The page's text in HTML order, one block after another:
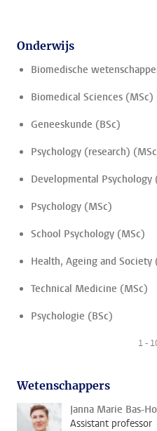
Onderwijs
Biomedische
Biomedical Sciences (MSc)
Geneeskunde (BSc)
Psychology (research)
Developmental Psychology
Psychology (MSc)
School Psychology (MSc)
Health, Ageing and Society
Technical Medicine (MSc)
Psychologie (BSc)
1 -
Wetenschappers
Janna Marie Bas-
Assistant professor